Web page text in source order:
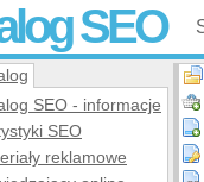
SEO
SEO - informacje
SEO
reklamowe